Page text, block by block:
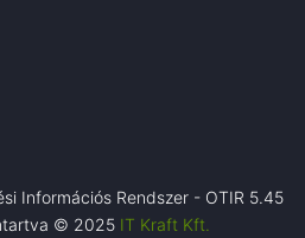
Információs Rendszer - OTIR 5.45
© 2025 IT Kraft Kft.